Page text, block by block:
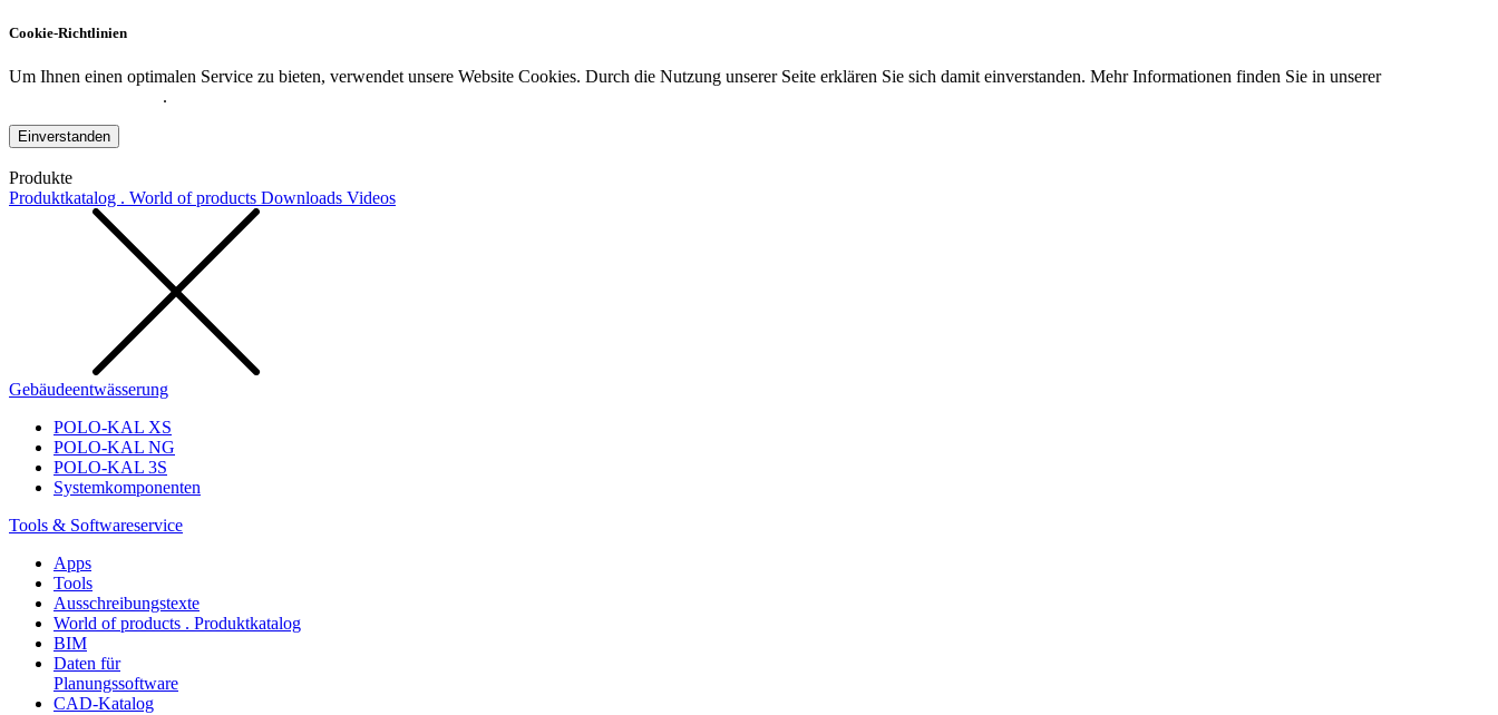
Cookie-Richtlinien
Um Ihnen einen optimalen Service zu bieten, verwendet unsere Website Cookies. Durch die Nutzung unserer Seite erklären Sie sich damit einverstanden. Mehr Informationen finden Sie in unserer
.
Einverstanden
Produkte
Produktkatalog . World of products Downloads Videos
Gebäudeentwässerung
POLO-KAL XS
POLO-KAL NG
POLO-KAL 3S
Systemkomponenten
Tools & Softwareservice
Apps
Tools
Ausschreibungstexte
World of products . Produktkatalog
BIM
Daten für
Planungssoftware
CAD-Katalog